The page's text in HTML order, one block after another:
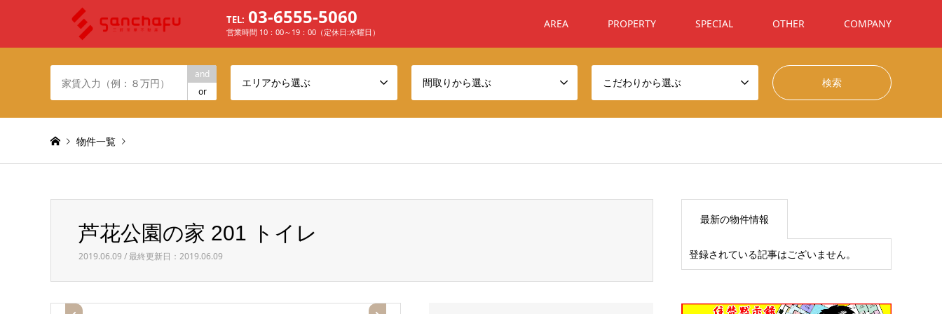
TEL: 03-6555-5060
営業時間 10：00～19：00（定休日:水曜日）
AREA PROPERTY SPECIAL OTHER COMPANY
and
or
エリアから選ぶ 間取りから選ぶ こだわりから選ぶ
物件一覧
芦花公園の家 201 トイレ
芦花公園の家 201 トイレ
2019.06.09 / 最終更新日：2019.06.09
最新の物件情報
登録されている記事はございません。